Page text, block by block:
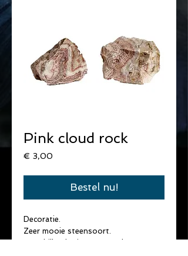
Pink cloud rock
€ 3,00
Bestel nu!
Decoratie.
Zeer mooie steensoort.